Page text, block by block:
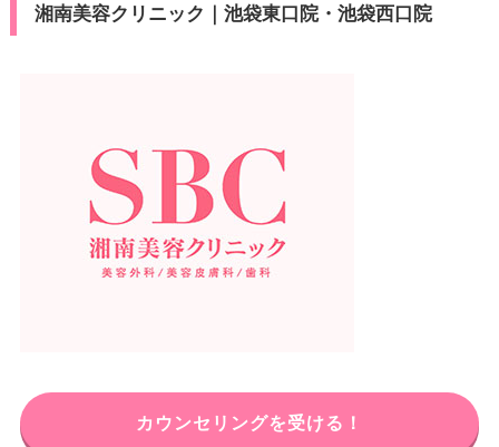
湘南美容クリニック｜池袋東口院・池袋西口院
カウンセリングを受ける！